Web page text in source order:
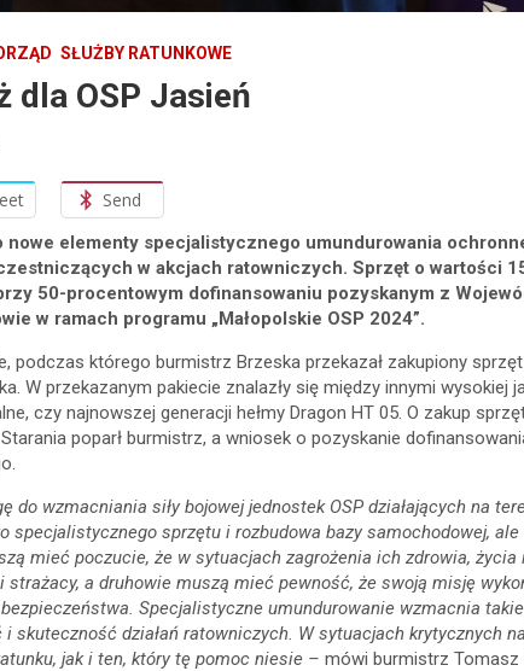
SŁUŻBY RATUNKOWE
dla OSP Jasień
Send
nowe elementy specjalistycznego umundurowania
w akcjach ratowniczych. Sprzęt o wartości
50-procentowym dofinansowaniu pozyskanym z
w ramach programu „Małopolskie OSP 2024”.
podczas którego burmistrz Brzeska przekazał zakupiony
W przekazanym pakiecie znalazły się między innymi wysokiej
czy najnowszej generacji hełmy Dragon HT 05. O zakup
poparł burmistrz, a wniosek o pozyskanie
do wzmacniania siły bojowej jednostek OSP działających na
specjalistycznego sprzętu i rozbudowa bazy samochodowej, ale
mieć poczucie, że w sytuacjach zagrożenia ich zdrowia, życia
a druhowie muszą mieć pewność, że swoją misję
Specjalistyczne umundurowanie wzmacnia
skuteczność działań ratowniczych. W sytuacjach krytycznych
jak i ten, który tę pomoc niesie – mówi burmistrz Tomasz